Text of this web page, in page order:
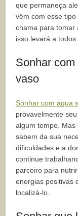
que permaneça
vêm com esse
chama para tomar
isso levará a
Sonhar
vaso
Sonhar com água
provavelmente
algum tempo. Mas
sabem da sua
dificuldades e a
continue
parceiro para
energias positivas
localizá-lo.